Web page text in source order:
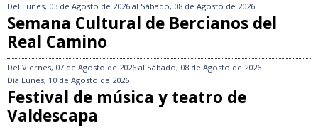
Del Lunes, 03 de Agosto de 2026 al Sábado, 08 de Agosto de 2026
Semana Cultural de Bercianos del
Real Camino
Del Viernes, 07 de Agosto de 2026 al Sábado, 08 de Agosto de 2026
Día Lunes, 10 de Agosto de 2026
Festival de música y teatro de
Valdescapa